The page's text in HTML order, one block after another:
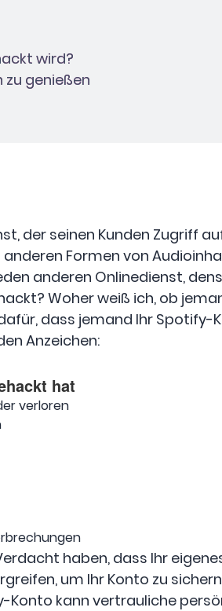
wird?
zu genießen
der seinen Kunden Zugriff
Formen von
anderen Onlinedienst,
Woher weiß ich, ob
dass jemand Ihr Spotify-
Anzeichen:
hat
verloren
haben, dass Ihr
um Ihr Konto zu
Konto kann vertrauliche